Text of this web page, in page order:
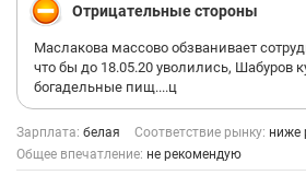
Отрицательные стороны
Маслакова массово обзванивает
что бы до 18.05.20 уволились, Шабуров
богадельные пищ....ц
Зарплата: белая Соответствие рынку: ниже
Общее впечатление: не рекомендую